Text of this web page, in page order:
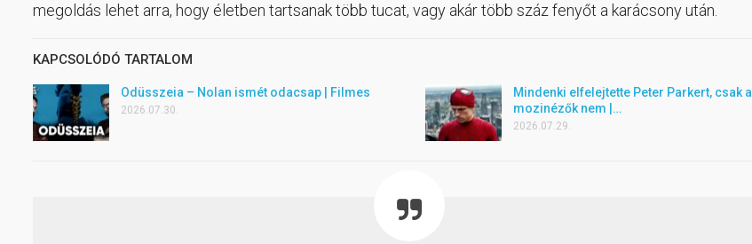
megoldás lehet arra, hogy életben tartsanak több tucat, vagy akár több száz fenyőt a karácsony után.
KAPCSOLÓDÓ TARTALOM
Odüsszeia – Nolan ismét odacsap | Filmes
2026.07.30.
Mindenki elfelejtette Peter Parkert, csak a
mozinézők nem |…
2026.07.29.